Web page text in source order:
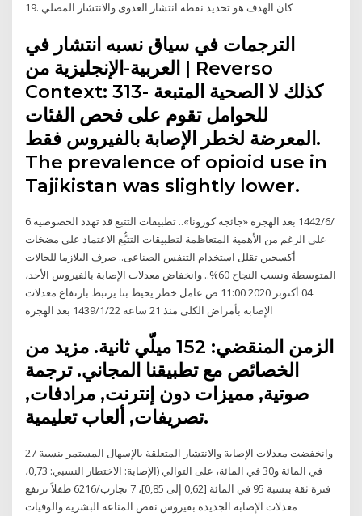
19. كان الهدف هو تحديد نقطة انتشار العدوى والانتشار المصلي
الترجمات في سياق نسبه انتشار في
العربية-الإنجليزية من | Reverso
Context: 313- كذلك لا الصحية المتبعة
للحوامل تقوم على فحص الفئات
المعرضة لخطر الإصابة بالفيروس فقط.
The prevalence of opioid use in
Tajikistan was slightly lower.
6‏‏/6‏‏/1442 بعد الهجرة «جائجة كورونا».. تطبيقات التتبع قد تهدد الخصوصية.
على الرغم من الأهمية المتعاظمة لتطبيقات التتبُّع الاعتماد على مضخات
أكسجين تقلل استخدام التنفس الصناعى.. صرف البلازما للحالات
المتوسطة ونسب النجاح 60%.. وانخفاض معدلات الإصابة بالفيروس الأحد،
04 أكتوبر 2020 11:00 ص عامل خطر يحيط بنا يرتبط بارتفاع معدلات
الإصابة بأمراض الكلى منذ 21 ساعة 22‏‏/1‏‏/1439 بعد الهجرة
الزمن المنقضي: 152 ميلّي ثانية. مزيد من
الخصائص مع تطبيقنا المجاني. ترجمة
صوتية, مميزات دون إنترنت, مرادفات,
تصريفات, ألعاب تعليمية.
وانخفضت معدلات الإصابة والانتشار المتعلقة بالإسهال المستمر بنسبة 27
في المائة و30 في المائة، على التوالي (الإصابة: الاختطار النسبي: 0,73،
فترة ثقة بنسبة 95 في المائة [0,62 إلى 0,85]، 7 تجارب/6216 طفلاً ترتفع
معدلات الإصابة الجديدة بفيروس نقص المناعة البشرية والوفيات